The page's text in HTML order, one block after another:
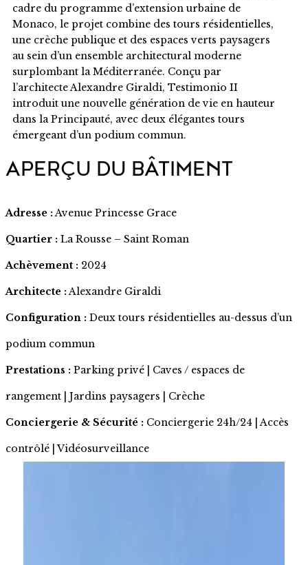
cadre du programme d’extension urbaine de
Monaco, le projet combine des tours résidentielles,
une crèche publique et des espaces verts paysagers
au sein d’un ensemble architectural moderne
surplombant la Méditerranée. Conçu par
l’architecte Alexandre Giraldi, Testimonio II
introduit une nouvelle génération de vie en hauteur
dans la Principauté, avec deux élégantes tours
émergeant d’un podium commun.
APERÇU DU BÂTIMENT
Adresse :Avenue Princesse Grace
Quartier : La Rousse – Saint Roman
Achèvement : 2024
Architecte :Alexandre Giraldi
Configuration : Deux tours résidentielles au-dessus d’un
podium commun
Prestations : Parking privé | Caves / espaces de
rangement | Jardins paysagers | Crèche
Conciergerie & Sécurité : Conciergerie 24h/24 | Accès
contrôlé | Vidéosurveillance